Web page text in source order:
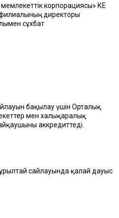
мемлекеттік корпорациясы» КЕ
директоры
сұхбат
бақылау үшін Орталық
мен халықаралық
аккредиттеді.
сайлауында қалай дауыс